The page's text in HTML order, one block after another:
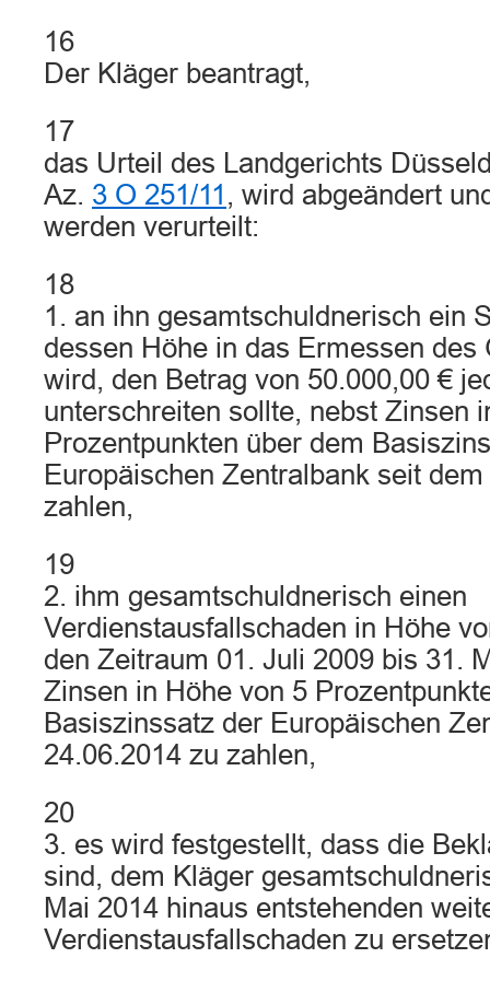
16
Der Kläger beantragt,
17
das Urteil des Landgerichts
Az. 3 O 251/11 , wird abgeändert
werden verurteilt:
18
1. an ihn gesamtschuldnerisch ein
dessen Höhe in das Ermessen des
wird, den Betrag von 50.000,00 €
unterschreiten sollte, nebst Zinsen
Prozentpunkten über dem
Europäischen Zentralbank seit
zahlen,
19
2. ihm gesamtschuldnerisch einen
Verdienstausfallschaden in Höhe
den Zeitraum 01. Juli 2009 bis 31.
Zinsen in Höhe von 5
Basiszinssatz der Europäischen
24.06.2014 zu zahlen,
20
3. es wird festgestellt, dass die
sind, dem Kläger
Mai 2014 hinaus entstehenden
Verdienstausfallschaden zu